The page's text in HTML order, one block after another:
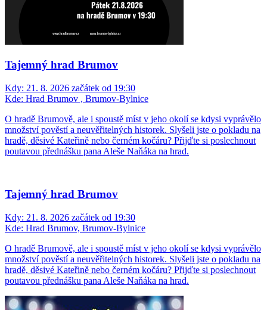
Tajemný hrad Brumov
Kdy: 21. 8. 2026 začátek od 19:30
Kde: Hrad Brumov , Brumov-Bylnice
O hradě Brumově, ale i spoustě míst v jeho okolí se kdysi vyprávělo
množství pověstí a neuvěřitelných historek. Slyšeli jste o pokladu na
hradě, děsivé Kateřině nebo černém kočáru? Přijďte si poslechnout
poutavou přednášku pana Aleše Naňáka na hrad.
Tajemný hrad Brumov
Kdy: 21. 8. 2026 začátek od 19:30
Kde: Hrad Brumov, Brumov-Bylnice
O hradě Brumově, ale i spoustě míst v jeho okolí se kdysi vyprávělo
množství pověstí a neuvěřitelných historek. Slyšeli jste o pokladu na
hradě, děsivé Kateřině nebo černém kočáru? Přijďte si poslechnout
poutavou přednášku pana Aleše Naňáka na hrad.